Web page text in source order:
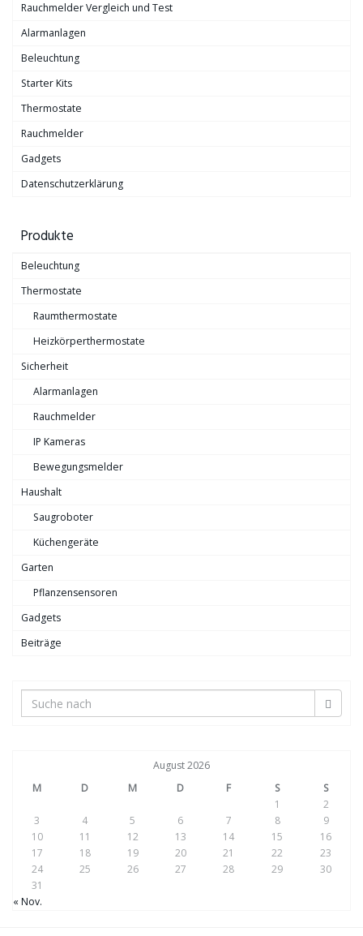
Rauchmelder Vergleich und Test
Alarmanlagen
Beleuchtung
Starter Kits
Thermostate
Rauchmelder
Gadgets
Datenschutzerklärung
Produkte
Beleuchtung
Thermostate
Raumthermostate
Heizkörperthermostate
Sicherheit
Alarmanlagen
Rauchmelder
IP Kameras
Bewegungsmelder
Haushalt
Saugroboter
Küchengeräte
Garten
Pflanzensensoren
Gadgets
Beiträge
August 2026
M
D M D F S
S
1
2
3
4 5 6 7 8
9
10
11 12 13 14 15
16
17
18 19 20 21 22
23
24
25 26 27 28 29
30
31
« Nov.